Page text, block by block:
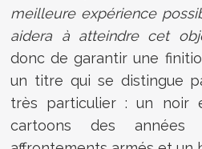
meilleure expérience
aidera à atteindre cet
donc de garantir une
un titre qui se distingue
très particulier : un noir
cartoons des